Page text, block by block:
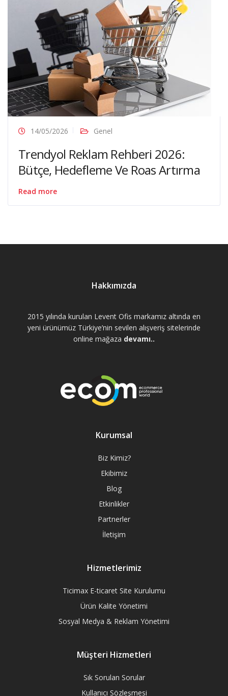
14/05/2026 Genel
Trendyol Reklam Rehberi 2026:
Bütçe, Hedefleme Ve Roas Artırma
Read more
Hakkımızda
2015 yılında kurulan Levent Ofis markamız altında en
yeni ürünümüz Türkiye’nin sevilen alışveriş sitelerinde
online mağaza devamı..
Kurumsal
Biz Kimiz?
Ekibimiz
Blog
Etkinlikler
Partnerler
İletişim
Hizmetlerimiz
Ticimax E-ticaret Site Kurulumu
Ürün Kalite Yönetimi
Sosyal Medya & Reklam Yönetimi
Müşteri Hizmetleri
Sık Sorulan Sorular
Kullanıcı Sözleşmesi